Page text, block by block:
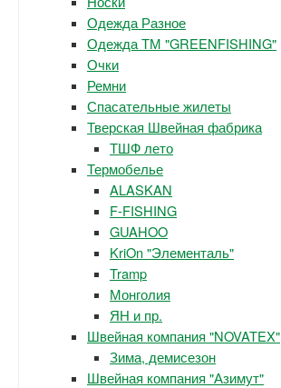
Одежда Разное
Одежда ТМ "GREENFISHING"
Очки
Ремни
Спасательные жилеты
Тверская Швейная фабрика
ТШФ лето
Термобелье
ALASKAN
F-FISHING
GUAHOO
KriOn "Элементаль"
Tramp
Монголия
ЯН и пр.
Швейная компания "NOVATEX"
Зима, демисезон
Швейная компания "Азимут"